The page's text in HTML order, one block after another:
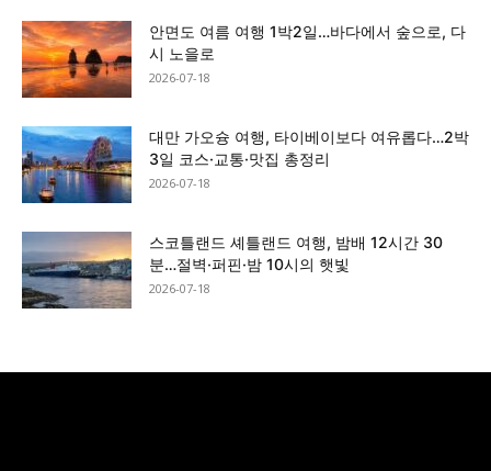
안면도 여름 여행 1박2일…바다에서 숲으로, 다
시 노을로
2026-07-18
대만 가오슝 여행, 타이베이보다 여유롭다…2박
3일 코스·교통·맛집 총정리
2026-07-18
스코틀랜드 셰틀랜드 여행, 밤배 12시간 30
분…절벽·퍼핀·밤 10시의 햇빛
2026-07-18